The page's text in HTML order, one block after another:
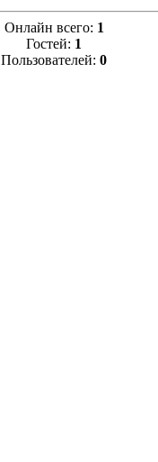
Онлайн всего: 1
Гостей: 1
Пользователей: 0